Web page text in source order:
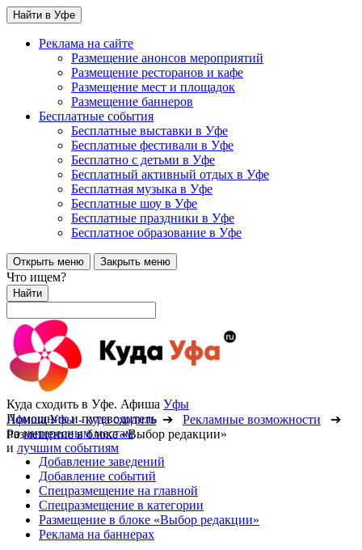
Найти в Уфе
Реклама на сайте
Размещение анонсов мероприятий
Размещение ресторанов и кафе
Размещение мест и площадок
Размещение баннеров
Бесплатные события
Бесплатные выставки в Уфе
Бесплатные фестивали в Уфе
Бесплатно с детьми в Уфе
Бесплатный активный отдых в Уфе
Бесплатная музыка в Уфе
Бесплатные шоу в Уфе
Бесплатные праздники в Уфе
Бесплатное образование в Уфе
Открыть меню Закрыть меню
Что ищем?
Найти
Куда сходить в Уфе. Афиша Уфы
Помощник и путеводитель
поинтересным местам
и лучшим событиям
Афиша Уфы - куда сходить➔ Рекламные возможности
➔
Размещение в блоке «Выбор редакции»
Добавление заведений
Добавление событий
Спецразмещение на главной
Спецразмещение в категории
Размещение в блоке «Выбор редакции»
Реклама на баннерах